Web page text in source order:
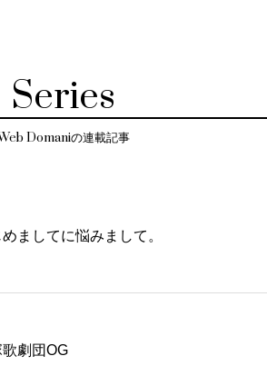
Series
Domaniの連載記事
ましてに悩みまして。
劇団OG